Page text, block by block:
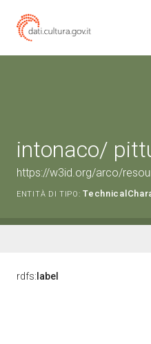
intonaco/
https://w3id.org/arco/
ENTITÀ DI TIPO:
rdfs: label